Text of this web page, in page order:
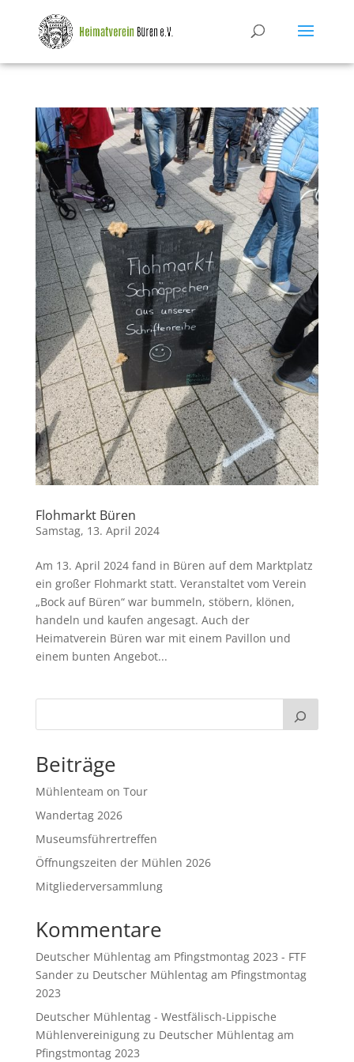
Flohmarkt Büren
Samstag, 13. April 2024
Am 13. April 2024 fand in Büren auf dem Marktplatz
ein großer Flohmarkt statt. Veranstaltet vom Verein
„Bock auf Büren“ war bummeln, stöbern, klönen,
handeln und kaufen angesagt. Auch der
Heimatverein Büren war mit einem Pavillon und
einem bunten Angebot...
Beiträge
Mühlenteam on Tour
Wandertag 2026
Museumsführertreffen
Öffnungszeiten der Mühlen 2026
Mitgliederversammlung
Kommentare
Deutscher Mühlentag am Pfingstmontag 2023 - FTF
Sanderzu Deutscher Mühlentag am Pfingstmontag
2023
Deutscher Mühlentag - Westfälisch-Lippische
Mühlenvereinigungzu Deutscher Mühlentag am
Pfingstmontag 2023